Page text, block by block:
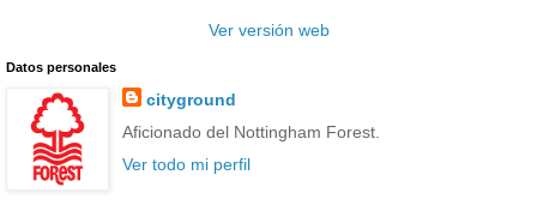
Ver versión web
Datos personales
cityground
Aficionado del Nottingham Forest.
Ver todo mi perfil